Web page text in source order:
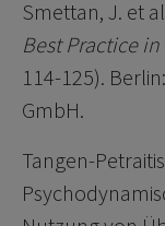
Smettan, J. et
Best Practice
114-125).
GmbH.
Tangen-